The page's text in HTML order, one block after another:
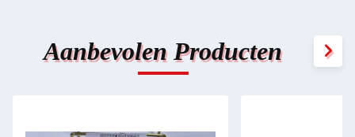
Aanbevolen Producten